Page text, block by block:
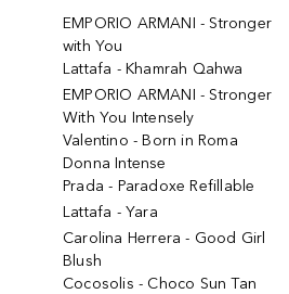
EMPORIO ARMANI - Stronger
with You
Lattafa - Khamrah Qahwa
EMPORIO ARMANI - Stronger
With You Intensely
Valentino - Born in Roma
Donna Intense
Prada - Paradoxe Refillable
Lattafa - Yara
Carolina Herrera - Good Girl
Blush
Cocosolis - Choco Sun Tan